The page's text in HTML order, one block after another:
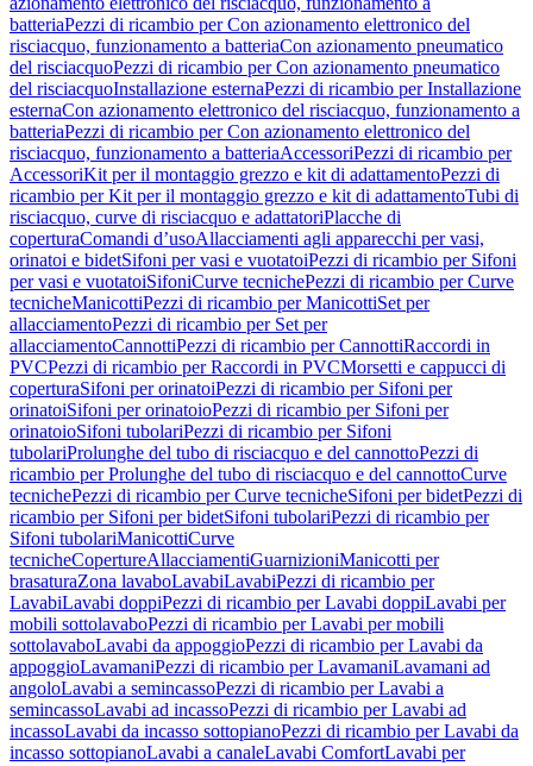
batteriaPezzi di ricambio per Con azionamento elettronico del
risciacquo, funzionamento a batteriaCon azionamento pneumatico
del risciacquoPezzi di ricambio per Con azionamento pneumatico
del risciacquoInstallazione esternaPezzi di ricambio per Installazione
esternaCon azionamento elettronico del risciacquo, funzionamento a
batteriaPezzi di ricambio per Con azionamento elettronico del
risciacquo, funzionamento a batteriaAccessoriPezzi di ricambio per
AccessoriKit per il montaggio grezzo e kit di adattamentoPezzi di
ricambio per Kit per il montaggio grezzo e kit di adattamentoTubi di
risciacquo, curve di risciacquo e adattatoriPlacche di
coperturaComandi d’usoAllacciamenti agli apparecchi per vasi,
orinatoi e bidetSifoni per vasi e vuotatoiPezzi di ricambio per Sifoni
per vasi e vuotatoiSifoniCurve tecnichePezzi di ricambio per Curve
tecnicheManicottiPezzi di ricambio per ManicottiSet per
allacciamentoPezzi di ricambio per Set per
allacciamentoCannottiPezzi di ricambio per CannottiRaccordi in
PVCPezzi di ricambio per Raccordi in PVCMorsetti e cappucci di
coperturaSifoni per orinatoiPezzi di ricambio per Sifoni per
orinatoiSifoni per orinatoioPezzi di ricambio per Sifoni per
orinatoioSifoni tubolariPezzi di ricambio per Sifoni
tubolariProlunghe del tubo di risciacquo e del cannottoPezzi di
ricambio per Prolunghe del tubo di risciacquo e del cannottoCurve
tecnichePezzi di ricambio per Curve tecnicheSifoni per bidetPezzi di
ricambio per Sifoni per bidetSifoni tubolariPezzi di ricambio per
Sifoni tubolariManicottiCurve
tecnicheCopertureAllacciamentiGuarnizioniManicotti per
brasaturaZona lavaboLavabiLavabiPezzi di ricambio per
LavabiLavabi doppiPezzi di ricambio per Lavabi doppiLavabi per
mobili sottolavaboPezzi di ricambio per Lavabi per mobili
sottolavaboLavabi da appoggioPezzi di ricambio per Lavabi da
appoggioLavamaniPezzi di ricambio per LavamaniLavamani ad
angoloLavabi a semincassoPezzi di ricambio per Lavabi a
semincassoLavabi ad incassoPezzi di ricambio per Lavabi ad
incassoLavabi da incasso sottopianoPezzi di ricambio per Lavabi da
incasso sottopianoLavabi a canaleLavabi ComfortLavabi per